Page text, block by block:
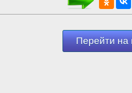
Перейти на